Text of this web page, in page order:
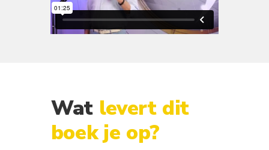
Watlevert dit
boek je op?